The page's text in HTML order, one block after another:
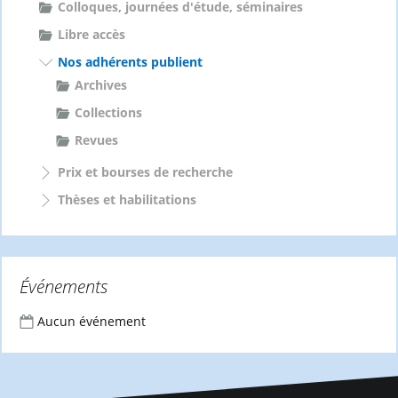
Colloques, journées d'étude, séminaires
Libre accès
Nos adhérents publient
Archives
Collections
Revues
Prix et bourses de recherche
Thèses et habilitations
Événements
Aucun événement